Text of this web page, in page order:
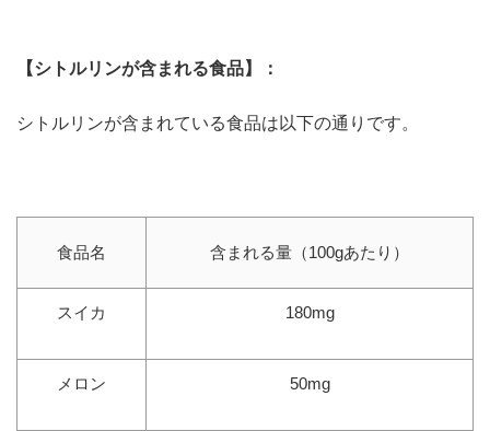
【シトルリンが含まれる食品】：
シトルリンが含まれている食品は以下の通りです。
食品名 含まれる量（100gあたり）
スイカ 180mg
メロン 50mg